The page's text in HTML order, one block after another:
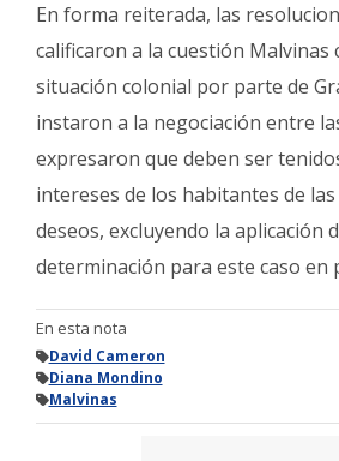
En forma reiterada, las
calificaron a la cuestión Malvinas
situación colonial por parte de
instaron a la negociación entre
expresaron que deben ser
intereses de los habitantes de
deseos, excluyendo la aplicación
determinación para este caso en
En esta nota
David Cameron
Diana Mondino
Malvinas